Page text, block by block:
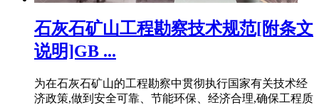
石灰石矿山工程勘察技术规范[附条文
说明]GB ...
为在石灰石矿山的工程勘察中贯彻执行国家有关技术经
济政策,做到安全可靠、节能环保、经济合理,确保工程质